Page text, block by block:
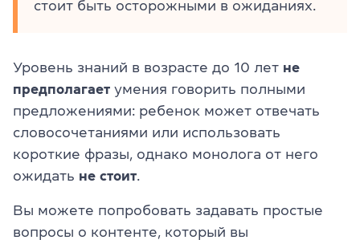
стоит быть осторожными в ожиданиях.
Уровень знаний в возрасте до 10 лет не
предполагает умения говорить полными
предложениями: ребенок может отвечать
словосочетаниями или использовать
короткие фразы, однако монолога от него
ожидать не стоит.
Вы можете попробовать задавать простые
вопросы о контенте, который вы